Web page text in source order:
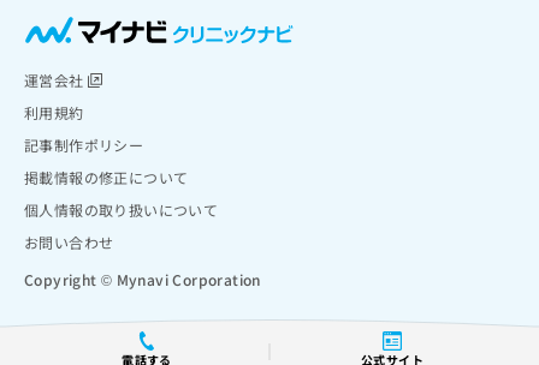
電話する 公式サイト
運営会社
利用規約
記事制作ポリシー
掲載情報の修正について
個人情報の取り扱いについて
お問い合わせ
Copyright © Mynavi Corporation